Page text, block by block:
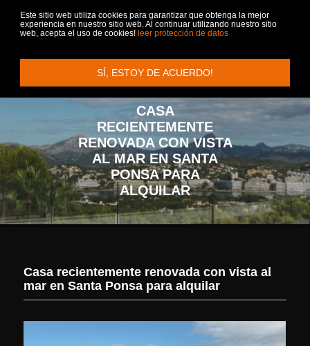
Este sitio web utiliza cookies para garantizar que obtenga la mejor
experiencia en nuestro sitio web. Al continuar utilizando nuestro sitio
web, acepta el uso de cookies! leer protección de datos
SÍ, ESTOY DE ACUERDO!
Menu
APARTAMENTOS + ÁTICOS
ALQUILIER
SOLARES
INMOBILIARIA PALMA DE MALLORCA
HOTELES
VIP SERVICIO
VIVIR EN MALLORCA
COMPRAR FINCA EN MALLORCA
CASA
RECIENTEMENTE
RENOVADA CON VISTA
AL MAR EN SANTA
PONSA PARA
ALQUILAR
Casa recientemente renovada con vista al
mar en Santa Ponsa para alquilar